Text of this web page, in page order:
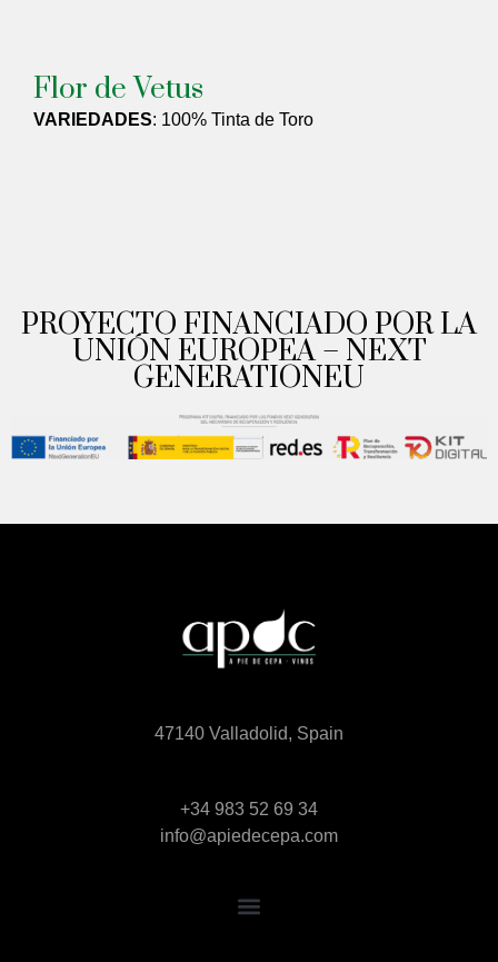
Flor de Vetus
VARIEDADES: 100% Tinta de Toro
PROYECTO FINANCIADO POR LA
UNIÓN EUROPEA – NEXT
GENERATIONEU
47140 Valladolid, Spain
+34 983 52 69 34
info@apiedecepa.com